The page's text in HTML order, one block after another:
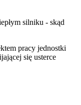
silniku - skąd
pracy jednostki
się usterce